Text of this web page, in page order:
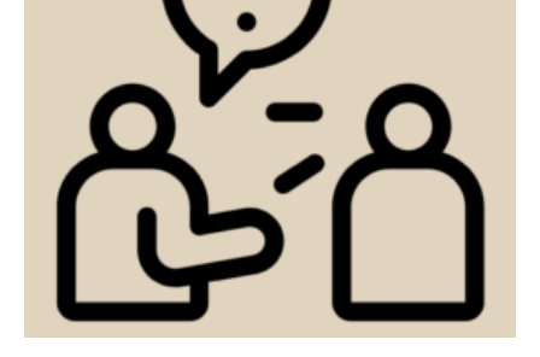
意大利语
土耳其语
塞尔维亚语